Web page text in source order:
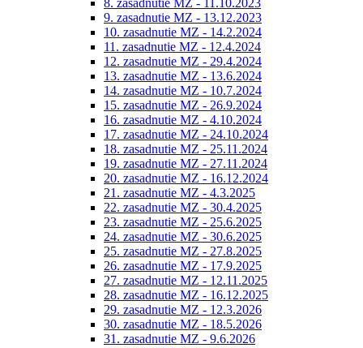
8. zasadnutie MZ - 11.10.2023
9. zasadnutie MZ - 13.12.2023
10. zasadnutie MZ - 14.2.2024
11. zasadnutie MZ - 12.4.2024
12. zasadnutie MZ - 29.4.2024
13. zasadnutie MZ - 13.6.2024
14. zasadnutie MZ - 10.7.2024
15. zasadnutie MZ - 26.9.2024
16. zasadnutie MZ - 4.10.2024
17. zasadnutie MZ - 24.10.2024
18. zasadnutie MZ - 25.11.2024
19. zasadnutie MZ - 27.11.2024
20. zasadnutie MZ - 16.12.2024
21. zasadnutie MZ - 4.3.2025
22. zasadnutie MZ - 30.4.2025
23. zasadnutie MZ - 25.6.2025
24. zasadnutie MZ - 30.6.2025
25. zasadnutie MZ - 27.8.2025
26. zasadnutie MZ - 17.9.2025
27. zasadnutie MZ - 12.11.2025
28. zasadnutie MZ - 16.12.2025
29. zasadnutie MZ - 12.3.2026
30. zasadnutie MZ - 18.5.2026
31. zasadnutie MZ - 9.6.2026